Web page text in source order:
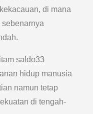
di mana
saldo33
hidup manusia
namun tetap
di tengah-